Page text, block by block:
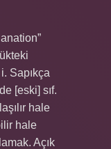
Sapıkça
[eski] sıf.
hale
hale
Açık